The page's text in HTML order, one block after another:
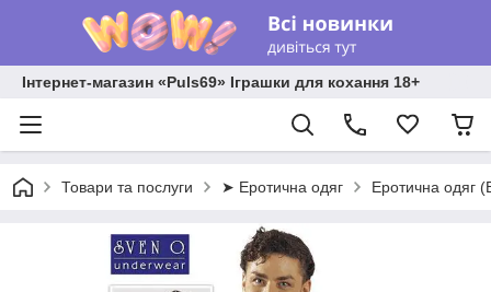
Інтернет-магазин «Puls69» Іграшки для кохання 18+
Товари та послуги ➤ Еротична одяг Еротична одяг